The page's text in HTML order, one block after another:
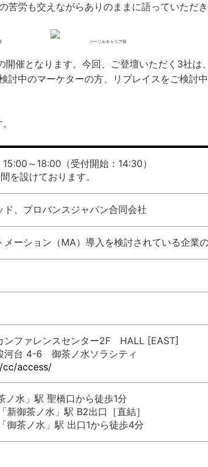
労も交えながらありのままに語っていただき
パーソルキャリア様
催となります。今回、ご登壇いただく3社は
討中のマーケターの方、リプレイスをご検討
～18:00（受付開始：14:30）
を設けております。
、プロバンスジャパン合同会社
メーション（MA）導入を検討されている企業
ンファレンスセンター2F HALL [EAST]
河台 4-6 御茶ノ水ソラシティ
access/
ノ水」駅 聖橋口から徒歩1分
新御茶ノ水」駅 B2出口［直結］
御茶ノ水」駅 出口1から徒歩4分